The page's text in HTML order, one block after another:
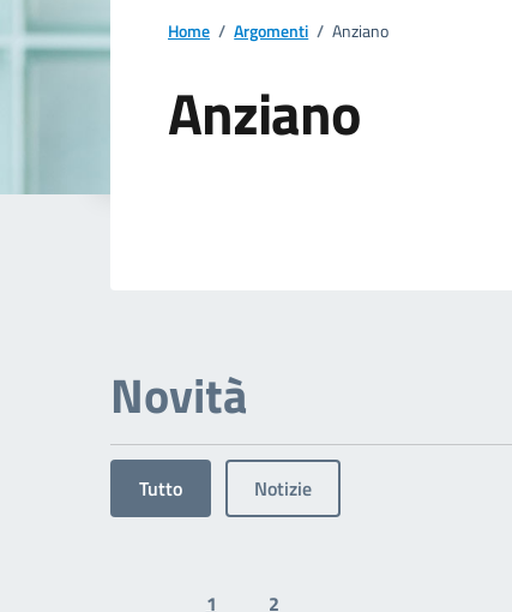
Home / Argomenti / Anziano
Anziano
Novità
Tutto Notizie
1 2